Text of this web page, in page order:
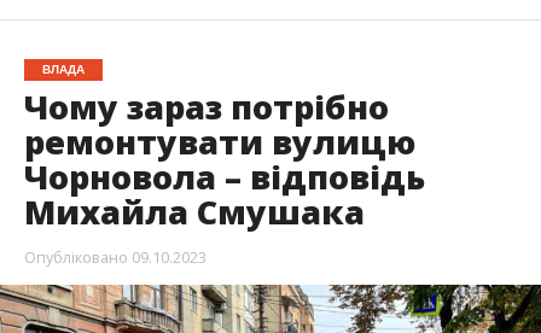
ВЛАДА
Чому зараз потрібно
ремонтувати вулицю
Чорновола – відповідь
Михайла Смушака
Опубліковано 09.10.2023